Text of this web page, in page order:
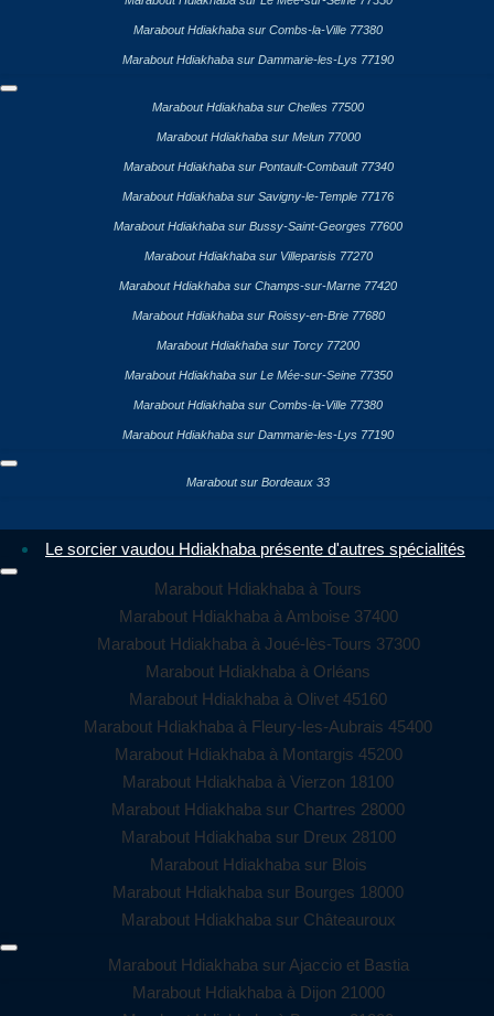
Marabout Hdiakhaba sur Combs-la-Ville 77380
Marabout Hdiakhaba sur Dammarie-les-Lys 77190
Marabout Hdiakhaba sur Chelles 77500
Marabout Hdiakhaba sur Melun 77000
Marabout Hdiakhaba sur Pontault-Combault 77340
Marabout Hdiakhaba sur Savigny-le-Temple 77176
Marabout Hdiakhaba sur Bussy-Saint-Georges 77600
Marabout Hdiakhaba sur Villeparisis 77270
Marabout Hdiakhaba sur Champs-sur-Marne 77420
Marabout Hdiakhaba sur Roissy-en-Brie 77680
Marabout Hdiakhaba sur Torcy 77200
Marabout Hdiakhaba sur Le Mée-sur-Seine 77350
Marabout Hdiakhaba sur Combs-la-Ville 77380
Marabout Hdiakhaba sur Dammarie-les-Lys 77190
Marabout sur Bordeaux 33
Le sorcier vaudou Hdiakhaba présente d'autres spécialités
Marabout Hdiakhaba à Tours
Marabout Hdiakhaba à Amboise 37400
Marabout Hdiakhaba à Joué-lès-Tours 37300
Marabout Hdiakhaba à Orléans
Marabout Hdiakhaba à Olivet 45160
Marabout Hdiakhaba à Fleury-les-Aubrais 45400
Marabout Hdiakhaba à Montargis 45200
Marabout Hdiakhaba à Vierzon 18100
Marabout Hdiakhaba sur Chartres 28000
Marabout Hdiakhaba sur Dreux 28100
Marabout Hdiakhaba sur Blois
Marabout Hdiakhaba sur Bourges 18000
Marabout Hdiakhaba sur Châteauroux
Marabout Hdiakhaba sur Ajaccio et Bastia
Marabout Hdiakhaba à Dijon 21000